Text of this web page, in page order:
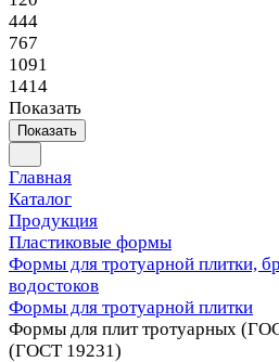
444
767
1091
1414
Показать
Показать
Главная
Каталог
Продукция
Пластиковые формы
Формы для тротуарной плитки,
водостоков
Формы для тротуарной плитки
Формы для плит тротуарных
(ГОСТ 19231)